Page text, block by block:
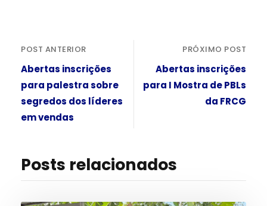
POST ANTERIOR
Abertas inscrições
para palestra sobre
segredos dos líderes
em vendas
PRÓXIMO POST
Abertas inscrições
para I Mostra de PBLs
da FRCG
Posts relacionados